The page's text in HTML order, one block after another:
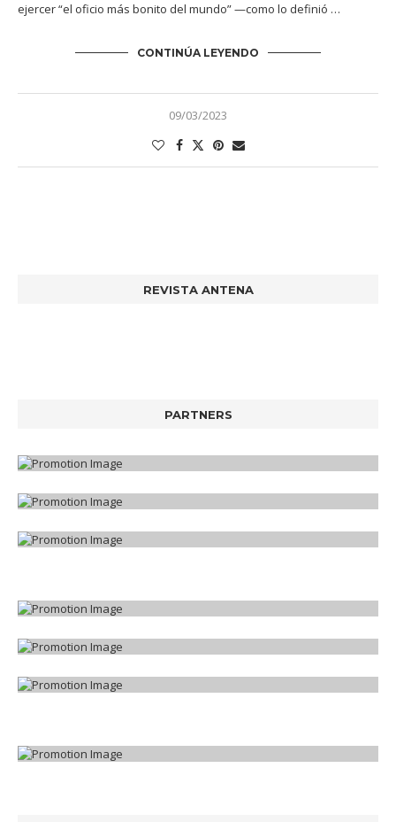
ejercer “el oficio más bonito del mundo” —como lo definió …
CONTINÚA LEYENDO
09/03/2023
REVISTA ANTENA
PARTNERS